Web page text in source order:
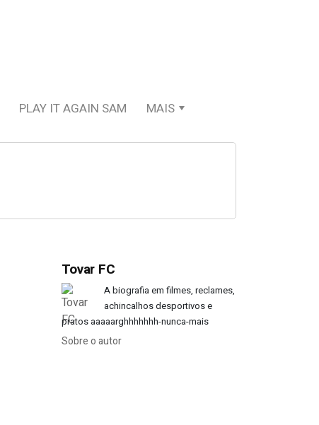
PLAY IT AGAIN SAM MAIS
Tovar FC
A biografia em filmes, reclames,
achincalhos desportivos e
pratos aaaaarghhhhhhh-nunca-mais
Sobre o autor